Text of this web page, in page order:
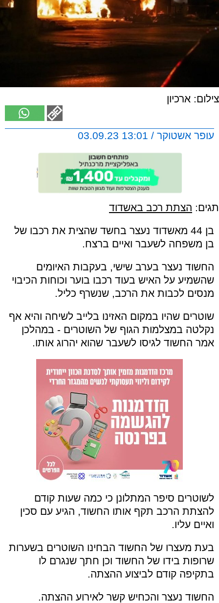
צילום: ארכיון
עופר אשטוקר / 13:01 03.09.23
תגים: הצתת רכב באשדוד
בן 44 מאשדוד נעצר בחשד שהצית את רכבו של
בן משפחה לשעבר ואיים ברצח.
החשוד נעצר בערב שישי, בעקבות האיומים
שהשמיע על האיש בעוד רכבו בוער וכוחות הכיבוי
מנסים לכבות את הרכב, שנשרף כליל.
שוטרים שהיו במקום האזינו בלייב לשיחה והיא אף
נקלטה במצלמות הגוף של השוטרים - במהלכן
אמר החשוד לגיסו לשעבר שהוא יהרוג אותו.
לשוטרים סיפר המתלונן כי כמה שעות קודם
להצתת הרכב תקף אותו החשוד, הגיע עם סכין
ואיים עליו.
בעת מעצרו של החשוד הבחינו השוטרים בשערות
שרופות בידו של החשוד וכן חתך שנגרם לו
בתקיפה קודם לביצוע ההצתה.
החשוד נעצר והכחיש קשר לאירוע ההצתה.